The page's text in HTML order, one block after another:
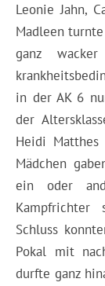
Leonie Jahn,
Madleen
ganz
in der AK 6
der
Heidi
Mädchen
ein oder
Kampfrichter
Schluss
Pokal mit
durfte ganz